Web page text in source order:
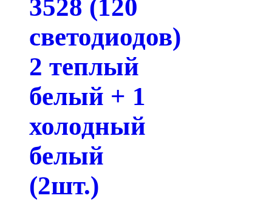
3528 (120
светодиодов)
2 теплый
белый + 1
холодный
белый
(2шт.)